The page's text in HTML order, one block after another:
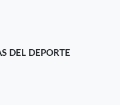
DEL DEPORTE